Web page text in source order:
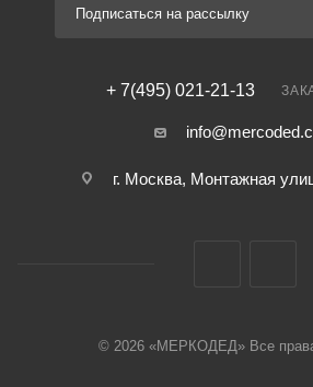
Подписаться на рассылку
+ 7(495) 021-21-13
г. Москва, Монтажная
© 2026 «МЕРКОДЕД» Все